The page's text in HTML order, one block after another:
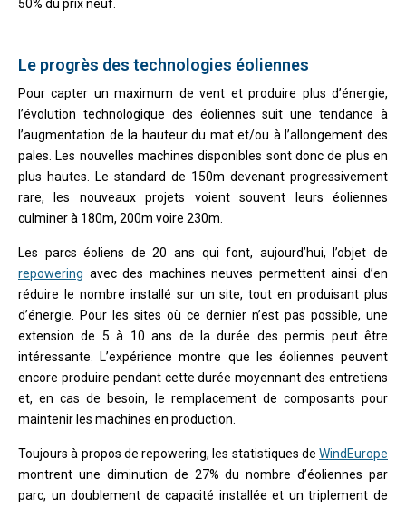
50% du prix neuf.
Le progrès des technologies éoliennes
Pour capter un maximum de vent et produire plus d’énergie,
l’évolution technologique des éoliennes suit une tendance à
l’augmentation de la hauteur du mat et/ou à l’allongement des
pales. Les nouvelles machines disponibles sont donc de plus en
plus hautes. Le standard de 150m devenant progressivement
rare, les nouveaux projets voient souvent leurs éoliennes
culminer à 180m, 200m voire 230m.
Les parcs éoliens de 20 ans qui font, aujourd’hui, l’objet de
repowering avec des machines neuves permettent ainsi d’en
réduire le nombre installé sur un site, tout en produisant plus
d’énergie. Pour les sites où ce dernier n’est pas possible, une
extension de 5 à 10 ans de la durée des permis peut être
intéressante. L’expérience montre que les éoliennes peuvent
encore produire pendant cette durée moyennant des entretiens
et, en cas de besoin, le remplacement de composants pour
maintenir les machines en production.
Toujours à propos de repowering, les statistiques de WindEurope
montrent une diminution de 27% du nombre d’éoliennes par
parc, un doublement de capacité installée et un triplement de